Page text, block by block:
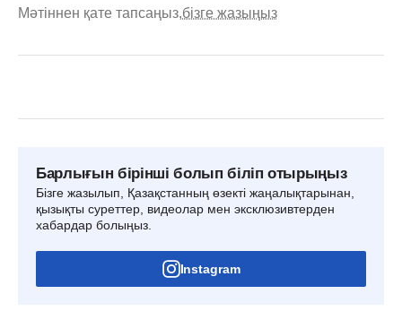
Мәтіннен қате тапсаңыз,бізге жазыңыз
Барлығын бірінші болып біліп отырыңыз
Бізге жазылып, Қазақстанның өзекті жаңалықтарынан,
қызықты суреттер, видеолар мен эксклюзивтерден
хабардар болыңыз.
Instagram